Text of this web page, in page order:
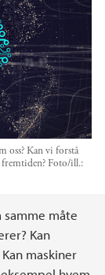
oss? Kan vi forstå
Foto/ill.:
samme måte
Kan
maskiner